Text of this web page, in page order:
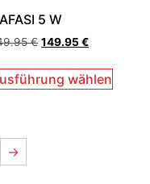
5 W
€ 149.95€
wählen
→